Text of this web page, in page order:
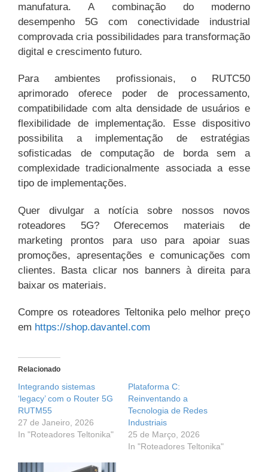
manufatura. A combinação do moderno
desempenho 5G com conectividade industrial
comprovada cria possibilidades para transformação
digital e crescimento futuro.
Para ambientes profissionais, o RUTC50
aprimorado oferece poder de processamento,
compatibilidade com alta densidade de usuários e
flexibilidade de implementação. Esse dispositivo
possibilita a implementação de estratégias
sofisticadas de computação de borda sem a
complexidade tradicionalmente associada a esse
tipo de implementações.
Quer divulgar a notícia sobre nossos novos
roteadores 5G? Oferecemos materiais de
marketing prontos para uso para apoiar suas
promoções, apresentações e comunicações com
clientes. Basta clicar nos banners à direita para
baixar os materiais.
Compre os roteadores Teltonika pelo melhor preço
em https://shop.davantel.com
Relacionado
Integrando sistemas
‘legacy’ com o Router 5G
RUTM55
27 de Janeiro, 2026
In "Roteadores Teltonika"
Plataforma C:
Reinventando a
Tecnologia de Redes
Industriais
25 de Março, 2026
In "Roteadores Teltonika"